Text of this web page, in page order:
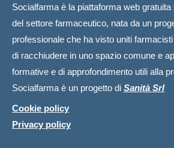
Socialfarma è la piattaforma web
del settore farmaceutico, nata da un
professionale che ha visto uniti
di racchiudere in uno spazio comune e
formative e di approfondimento utili alla
Socialfarma è un progetto di Sanità Srl
Cookie policy
Privacy policy